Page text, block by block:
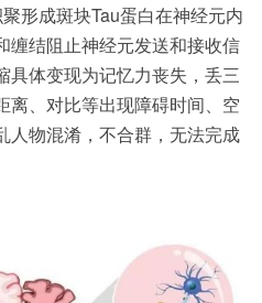
形成斑块Tau蛋白在神经元内
缠结阻止神经元发送和接收信
具体变现为记忆力丧失，丢三
离、对比等出现障碍时间、空
人物混淆，不合群，无法完成